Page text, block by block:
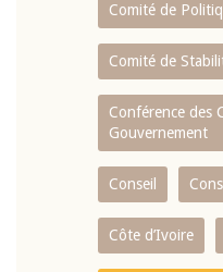
Comité de
Comité de
Conférence des
Gouvernement
Conseil
Côte d’Ivoire